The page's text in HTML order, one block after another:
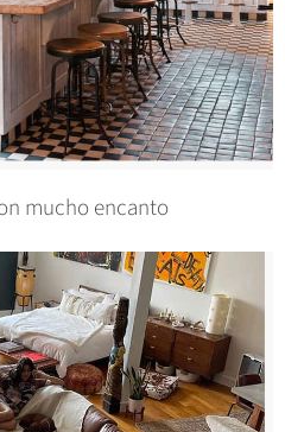
mucho encanto